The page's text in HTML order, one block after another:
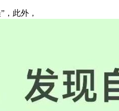
此外，